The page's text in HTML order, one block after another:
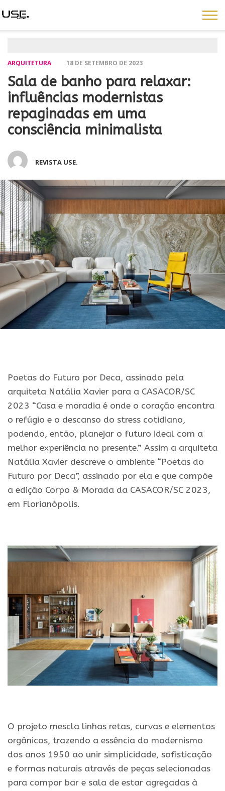
ARQUITETURA 18 DE SETEMBRO DE 2023
Sala de banho para relaxar:
influências modernistas
repaginadas em uma
consciência minimalista
REVISTA USE.
Poetas do Futuro por Deca, assinado pela
arquiteta Natália Xavier para a CASACOR/SC
2023 “Casa e moradia é onde o coração encontra
o refúgio e o descanso do stress cotidiano,
podendo, então, planejar o futuro ideal com a
melhor experiência no presente.” Assim a arquiteta
Natália Xavier descreve o ambiente “Poetas do
Futuro por Deca”, assinado por ela e que compõe
a edição Corpo & Morada da CASACOR/SC 2023,
em Florianópolis.
O projeto mescla linhas retas, curvas e elementos
orgânicos, trazendo a essência do modernismo
dos anos 1950 ao unir simplicidade, sofisticação
e formas naturais através de peças selecionadas
para compor bar e sala de estar agregadas à